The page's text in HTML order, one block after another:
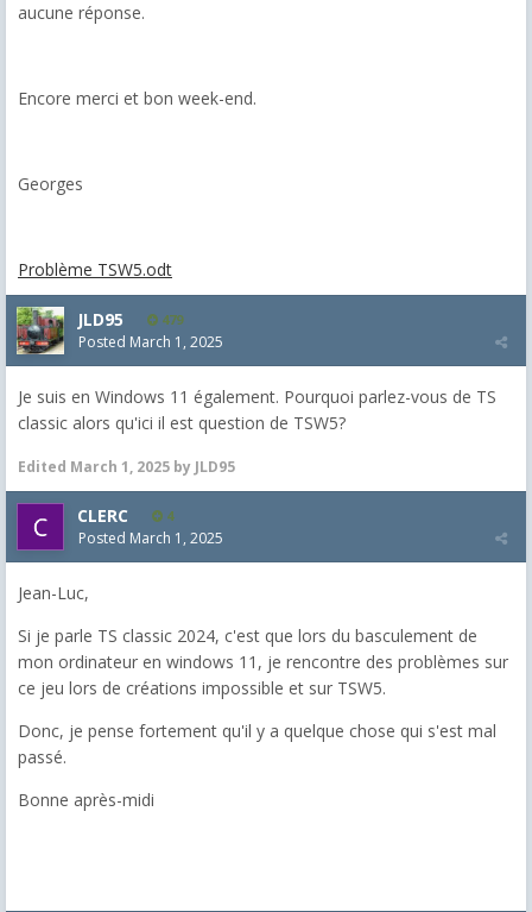
aucune réponse.
Encore merci et bon week-end.
Georges
Problème TSW5.odt
JLD95 479
Posted March 1, 2025
Je suis en Windows 11 également. Pourquoi parlez-vous de TS
classic alors qu'ici il est question de TSW5?
Edited March 1, 2025 by JLD95
CLERC 4
Posted March 1, 2025
Jean-Luc,
Si je parle TS classic 2024, c'est que lors du basculement de
mon ordinateur en windows 11, je rencontre des problèmes sur
ce jeu lors de créations impossible et sur TSW5.
Donc, je pense fortement qu'il y a quelque chose qui s'est mal
passé.
Bonne après-midi